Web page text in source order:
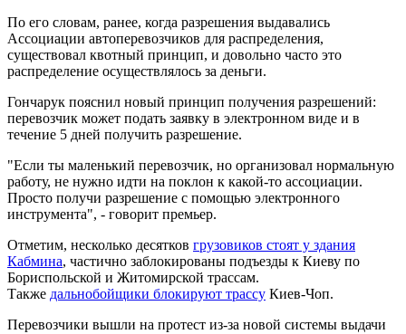
По его словам, ранее, когда разрешения выдавались
Ассоциации автоперевозчиков для распределения,
существовал квотный принцип, и довольно часто это
распределение осуществлялось за деньги.
Гончарук пояснил новый принцип получения разрешений:
перевозчик может подать заявку в электронном виде и в
течение 5 дней получить разрешение.
"Если ты маленький перевозчик, но организовал нормальную
работу, не нужно идти на поклон к какой-то ассоциации.
Просто получи разрешение с помощью электронного
инструмента", - говорит премьер.
Отметим, несколько десятков грузовиков стоят у здания
Кабмина, частично заблокированы подъезды к Киеву по
Бориспольской и Житомирской трассам.
Также дальнобойщики блокируют трассу Киев-Чоп.
Перевозчики вышли на протест из-за новой системы выдачи